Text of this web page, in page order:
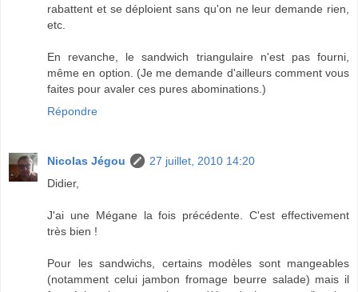
rabattent et se déploient sans qu'on ne leur demande rien,
etc.
En revanche, le sandwich triangulaire n'est pas fourni,
même en option. (Je me demande d'ailleurs comment vous
faites pour avaler ces pures abominations.)
Répondre
Nicolas Jégou
27 juillet, 2010 14:20
Didier,
J'ai une Mégane la fois précédente. C'est effectivement
très bien !
Pour les sandwichs, certains modèles sont mangeables
(notamment celui jambon fromage beurre salade) mais il